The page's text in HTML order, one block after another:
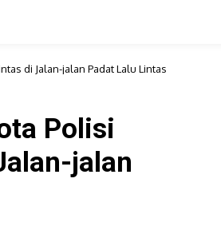
di Jalan-jalan Padat Lalu Lintas
Polisi
jalan